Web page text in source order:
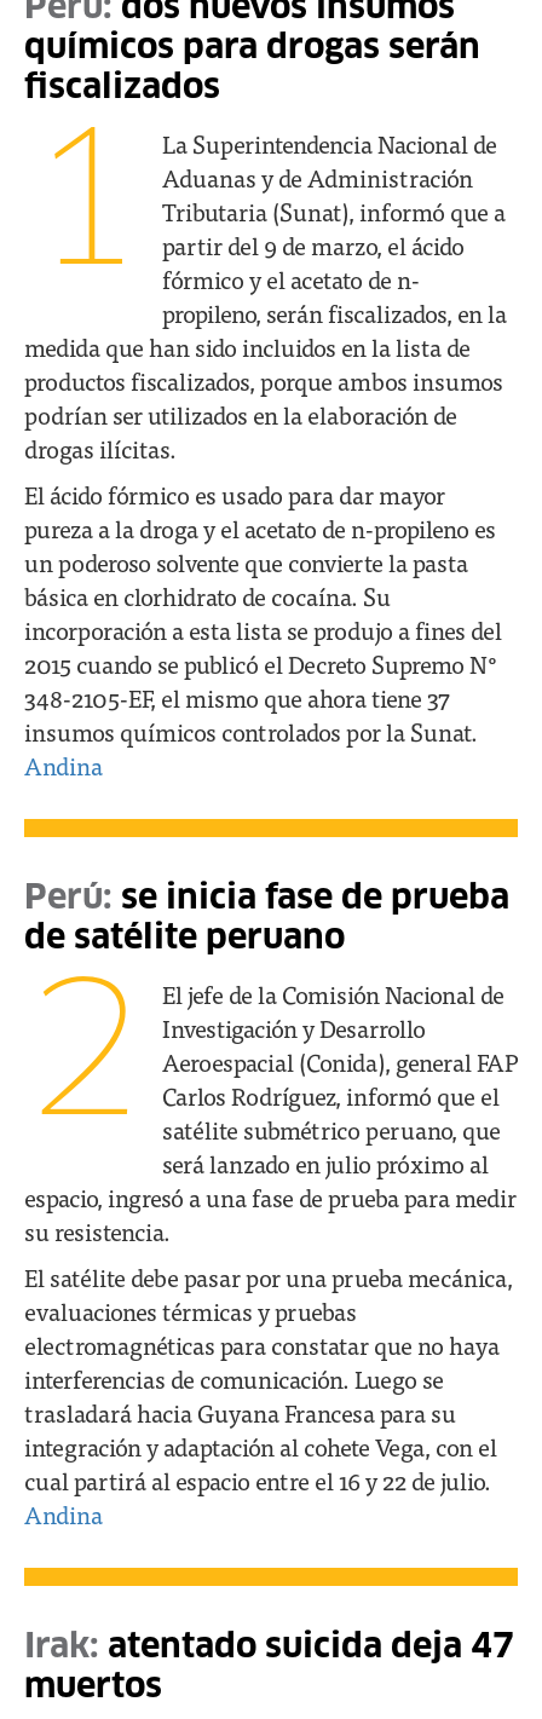
Perú: dos nuevos insumos
químicos para drogas serán
fiscalizados
1
La Superintendencia Nacional de
Aduanas y de Administración
Tributaria (Sunat), informó que a
partir del 9 de marzo, el ácido
fórmico y el acetato de n-
propileno, serán fiscalizados, en la
medida que han sido incluidos en la lista de
productos fiscalizados, porque ambos insumos
podrían ser utilizados en la elaboración de
drogas ilícitas.
El ácido fórmico es usado para dar mayor
pureza a la droga y el acetato de n-propileno es
un poderoso solvente que convierte la pasta
básica en clorhidrato de cocaína. Su
incorporación a esta lista se produjo a fines del
2015 cuando se publicó el Decreto Supremo N°
348-2105-EF, el mismo que ahora tiene 37
insumos químicos controlados por la Sunat.
Andina
Perú: se inicia fase de prueba
de satélite peruano
2
El jefe de la Comisión Nacional de
Investigación y Desarrollo
Aeroespacial (Conida), general FAP
Carlos Rodríguez, informó que el
satélite submétrico peruano, que
será lanzado en julio próximo al
espacio, ingresó a una fase de prueba para medir
su resistencia.
El satélite debe pasar por una prueba mecánica,
evaluaciones térmicas y pruebas
electromagnéticas para constatar que no haya
interferencias de comunicación. Luego se
trasladará hacia Guyana Francesa para su
integración y adaptación al cohete Vega, con el
cual partirá al espacio entre el 16 y 22 de julio.
Andina
Irak: atentado suicida deja 47
muertos